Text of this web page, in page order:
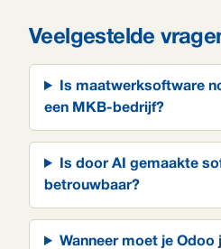
Veelgestelde
Is maatwerksoftware
een MKB-bedrijf?
Is door AI gemaakte
betrouwbaar?
Wanneer moet je Odoo